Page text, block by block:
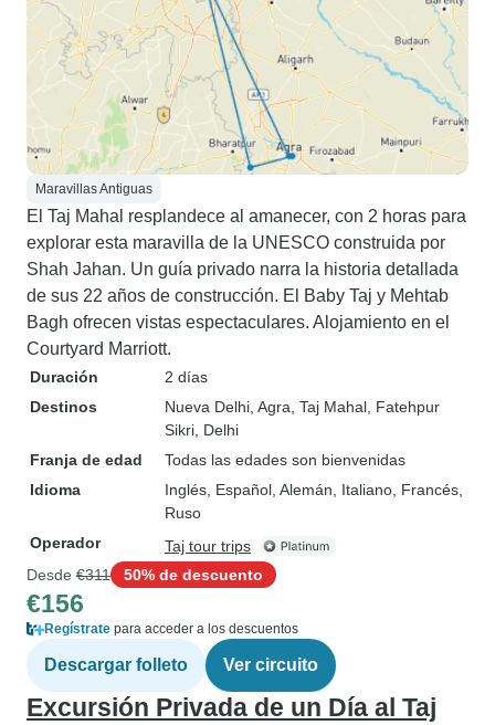
Maravillas Antiguas
El Taj Mahal resplandece al amanecer, con 2 horas para
explorar esta maravilla de la UNESCO construida por
Shah Jahan. Un guía privado narra la historia detallada
de sus 22 años de construcción. El Baby Taj y Mehtab
Bagh ofrecen vistas espectaculares. Alojamiento en el
Courtyard Marriott.
Duración
2 días
Destinos
Nueva Delhi , Agra , Taj Mahal , Fatehpur
Sikri , Delhi
Franja de edad
Todas las edades son bienvenidas
Idioma
Inglés, Español, Alemán, Italiano, Francés,
Ruso
Operador
Taj tour trips
Desde €311 50% de descuento
€156
Regístrate para acceder a los descuentos
Descargar folleto Ver circuito
Excursión Privada de un Día al Taj